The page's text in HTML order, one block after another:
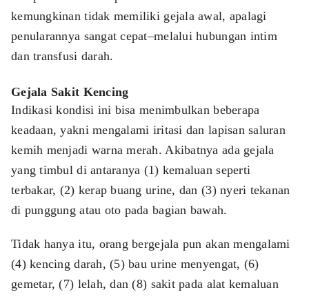
kemungkinan tidak memiliki gejala awal, apalagi
penularannya sangat cepat–melalui hubungan intim
dan transfusi darah.
Gejala Sakit Kencing
Indikasi kondisi ini bisa menimbulkan beberapa
keadaan, yakni mengalami iritasi dan lapisan saluran
kemih menjadi warna merah. Akibatnya ada gejala
yang timbul di antaranya (1) kemaluan seperti
terbakar, (2) kerap buang urine, dan (3) nyeri tekanan
di punggung atau oto pada bagian bawah.
Tidak hanya itu, orang bergejala pun akan mengalami
(4) kencing darah, (5) bau urine menyengat, (6)
gemetar, (7) lelah, dan (8) sakit pada alat kemaluan